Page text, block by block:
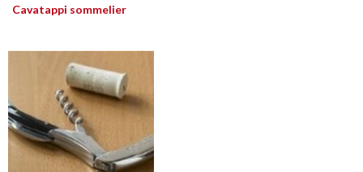
Cavatappi sommelier